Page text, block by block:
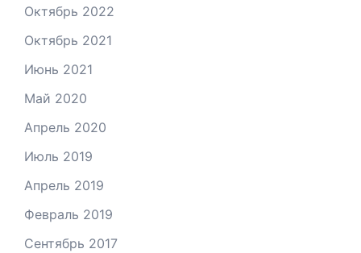
Октябрь 2022
Октябрь 2021
Июнь 2021
Май 2020
Апрель 2020
Июль 2019
Апрель 2019
Февраль 2019
Сентябрь 2017